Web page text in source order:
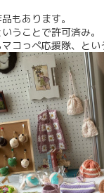
もあります。
うことで許可済み。
コっぺ応援隊、とい